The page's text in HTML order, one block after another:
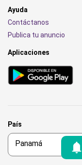
Ayuda
Contáctanos
Publica tu anuncio
Aplicaciones
País